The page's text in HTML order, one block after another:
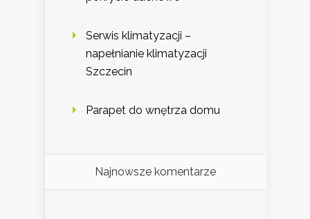
Serwis klimatyzacji –
napełnianie klimatyzacji
Szczecin
Parapet do wnętrza domu
Najnowsze komentarze